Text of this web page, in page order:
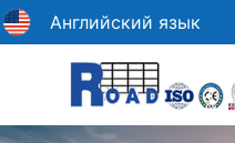
Английский язык